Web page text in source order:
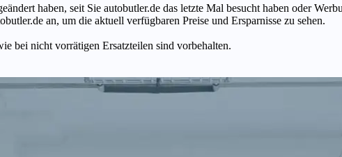
haben, seit Sie autobutler.de das letzte Mal besucht haben oder
an, um die aktuell verfügbaren Preise und Ersparnisse zu sehen.
bei nicht vorrätigen Ersatzteilen sind vorbehalten.